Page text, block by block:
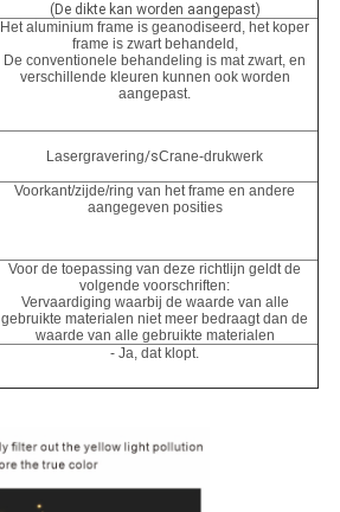
(De dikte kan worden aangepast)
Het aluminium frame is geanodiseerd, het koper
frame is zwart behandeld,
De conventionele behandeling is mat zwart, en
verschillende kleuren kunnen ook worden
aangepast.
Lasergravering/sCrane-drukwerk
Voorkant/zijde/ring van het frame en andere
aangegeven posities
Voor de toepassing van deze richtlijn geldt de
volgende voorschriften:
Vervaardiging waarbij de waarde van alle
gebruikte materialen niet meer bedraagt dan de
waarde van alle gebruikte materialen
- Ja, dat klopt.